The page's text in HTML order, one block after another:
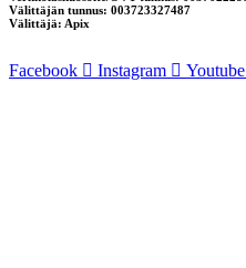
Välittäjän tunnus: 003723327487
Välittäjä: Apix
Facebook Instagram Youtube